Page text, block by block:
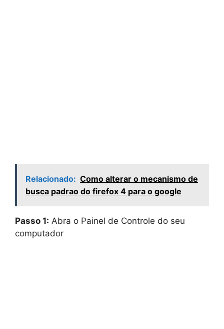
Relacionado: Como alterar o mecanismo de
busca padrao do firefox 4 para o google
Passo 1: Abra o Painel de Controle do seu
computador